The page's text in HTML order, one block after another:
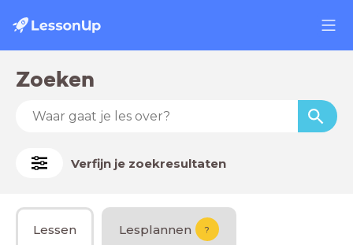
Zoeken
Verfijn je zoekresultaten
Lessen Lesplannen ?